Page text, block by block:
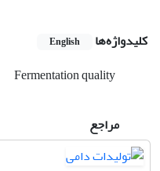
کلیدواژه‌ها English
Fermentation quality
مراجع